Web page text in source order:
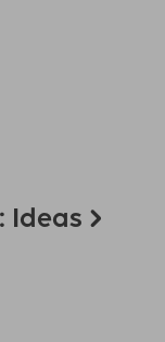
Ideas